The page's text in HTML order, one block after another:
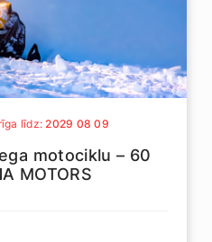
līdz:2029 08 09
motociklu – 60
MOTORS